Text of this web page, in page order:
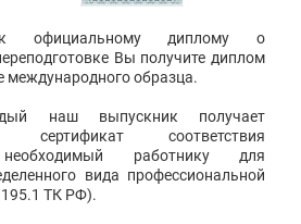
официальному диплому о
Вы получите диплом
международного образца.
наш выпускник получает
сертификат соответствия
необходимый работнику для
вида профессиональной
ТК РФ).